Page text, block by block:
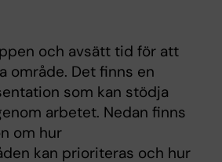
och avsätt tid för att
område. Det finns en
som kan stödja
arbetet. Nedan finns
om hur
kan prioriteras och hur